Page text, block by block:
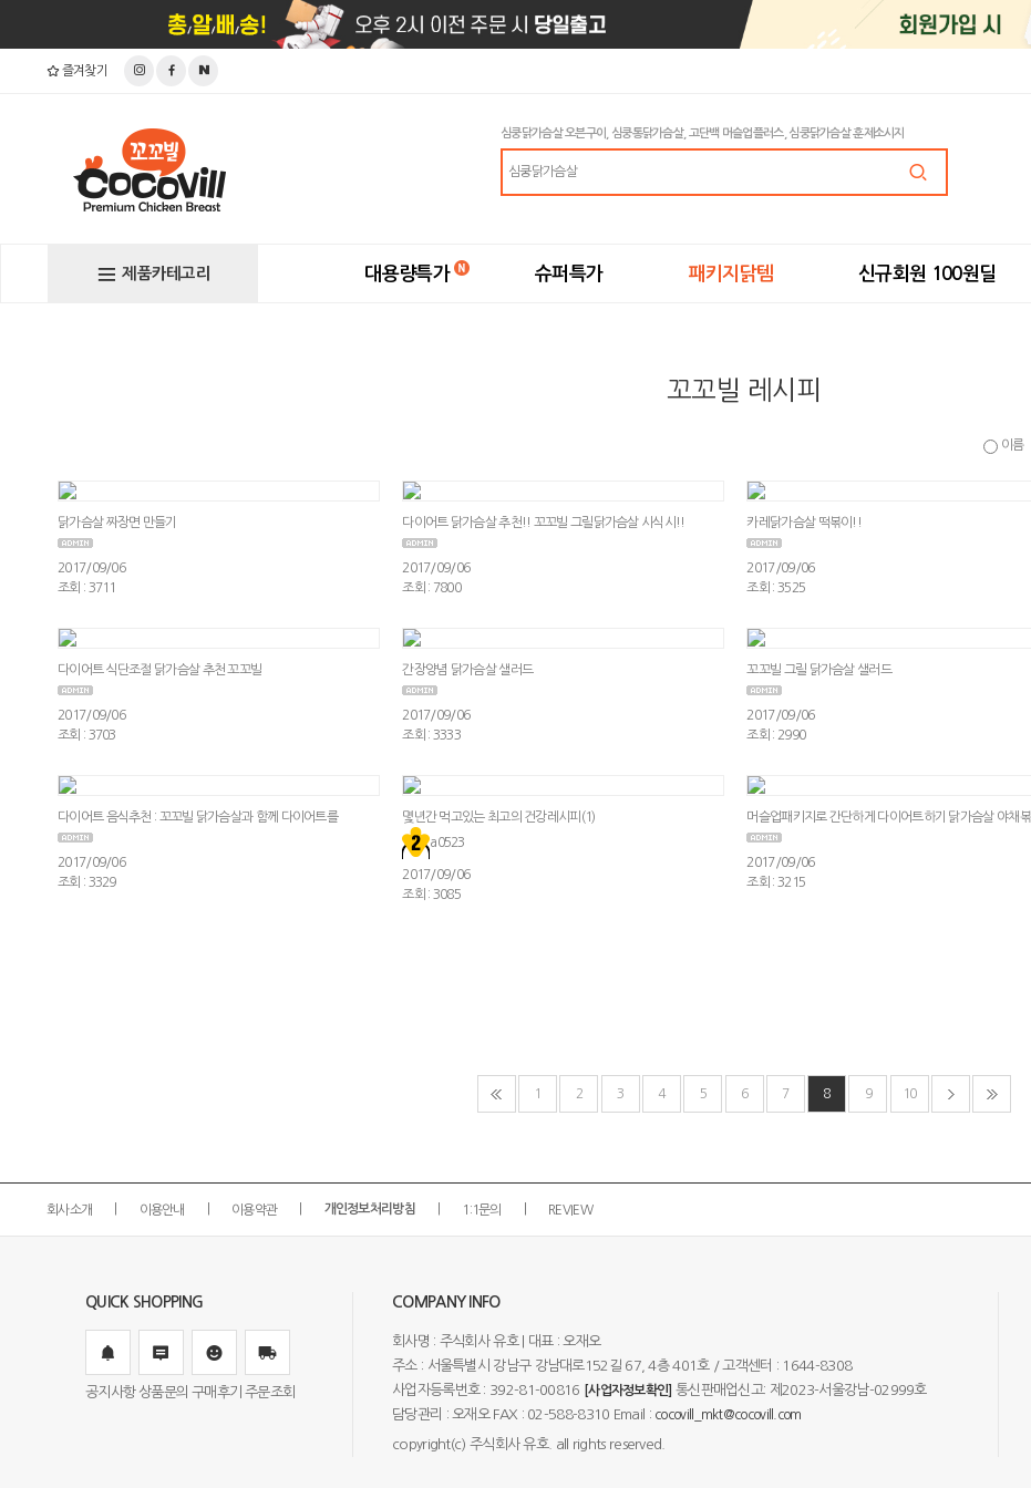
즐겨찾기
심쿵닭가슴살 오븐구이, 심쿵통닭가슴살, 고단백 머슬업플러스, 심쿵닭가슴살 훈제소시지
대용량특가 슈퍼특가 패키지닭템 신규회원 100원딜
제품카테고리
꼬꼬빌 레시피
이름
닭가슴살 짜장면 만들기
2017/09/06
조회 : 3711
다이어트 닭가슴살 추천!! 꼬꼬빌 그릴닭가슴살 시식시!!
2017/09/06
조회 : 7800
카레닭가슴살 떡볶이!!
2017/09/06
조회 : 3525
다이어트 식단조절 닭가슴살 추천 꼬꼬빌
2017/09/06
조회 : 3703
간장양념 닭가슴살 샐러드
2017/09/06
조회 : 3333
꼬꼬빌 그릴 닭가슴살 샐러드
2017/09/06
조회 : 2990
다이어트 음식추천 : 꼬꼬빌 닭가슴살과 함께 다이어트를
2017/09/06
조회 : 3329
몇년간 먹고있는 최고의 건강레시피(1)
a0523
2017/09/06
조회 : 3085
머슬업패키지로 간단하게 다이어트하기 닭가슴살 야채
2017/09/06
조회 : 3215
1 2 3 4 5 6 7 8 9 10
회사소개 이용안내 이용약관 개인정보처리방침 1:1문의 REVIEW
QUICK SHOPPING
공지사항 상품문의 구매후기 주문조회
COMPANY INFO
회사명 : 주식회사 유호 | 대표 : 오재오
주소 : 서울특별시 강남구 강남대로152길 67, 4층 401호 / 고객센터 : 1644-8308
사업자등록번호 : 392-81-00816 [사업자정보확인] 통신판매업신고: 제2023-서울강남-02999호
담당관리 : 오재오 FAX : 02-588-8310 Email : cocovill_mkt@cocovill.com
copyright(c) 주식회사 유호. all rights reserved.